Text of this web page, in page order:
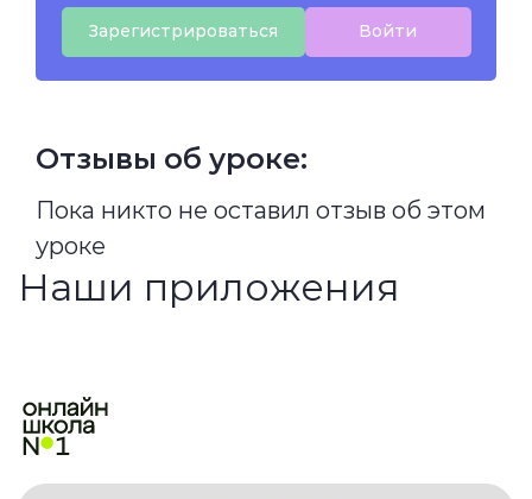
Зарегистрироваться Войти
Отзывы об уроке:
Пока никто не оставил отзыв об этом
уроке
Наши приложения